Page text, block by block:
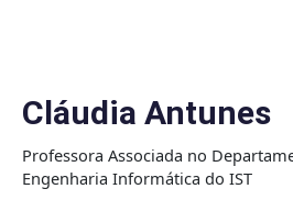
Cláudia Antunes
Professora Associada no
Engenharia Informática do IST